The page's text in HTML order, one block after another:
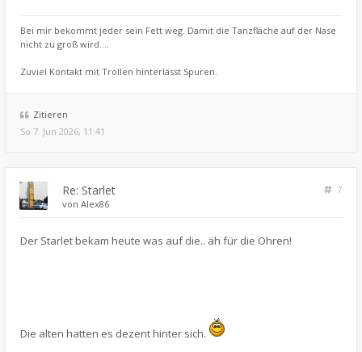
Bei mir bekommt jeder sein Fett weg. Damit die Tanzfläche auf der Nase
nicht zu groß wird....
Zuviel Kontakt mit Trollen hinterlässt Spuren.
Zitieren
So 7. Jun 2026, 11:41
Re: Starlet
7
von Alex86
Der Starlet bekam heute was auf die.. äh für die Ohren!
Die alten hatten es dezent hinter sich.